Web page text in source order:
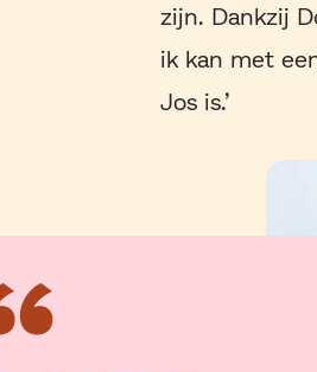
zijn. Dankzij
ik kan met
Jos is.’